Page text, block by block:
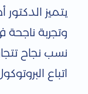
يتميز
وتجربة ناجحة
اتباع